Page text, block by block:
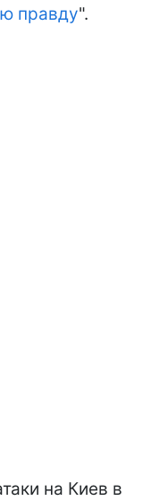
правду".
на Киев в